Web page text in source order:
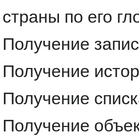
страны по его
Получение
Получение
Получение
Получение